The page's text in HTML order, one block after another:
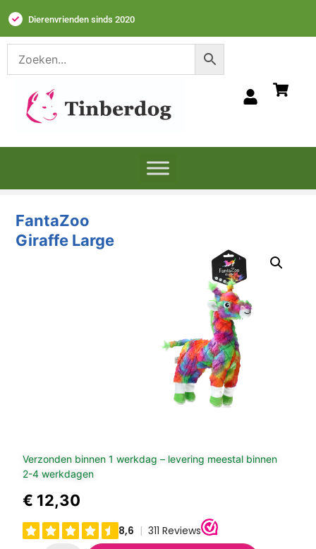
Dierenvrienden sinds 2020
FantaZoo
Giraffe Large
Verzonden binnen 1 werkdag – levering meestal binnen
2-4 werkdagen
€ 12,30